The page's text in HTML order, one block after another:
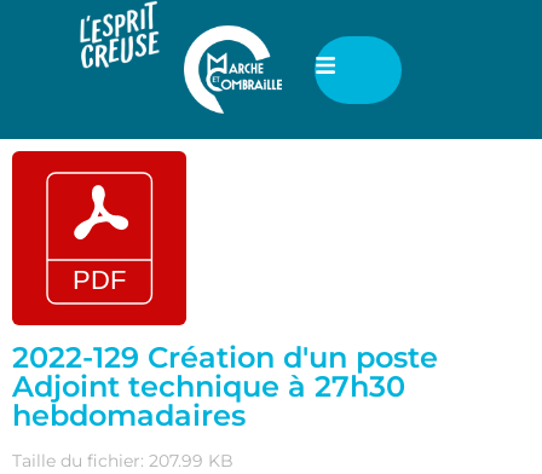
2022-129 Création d'un poste
Adjoint technique à 27h30
hebdomadaires
Taille du fichier: 207.99 KB